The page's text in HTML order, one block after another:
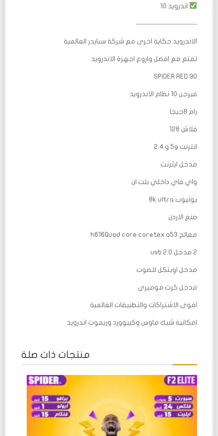
اندرويد 10
—————————
الاندرويد حكاية اخرى مع شركة سبايدر العالمية
تمتع مع افضل واروع اجهزة الاندرويد
SPIDER RED 90
فيرجن 10 نظام الاندرويد
رام 8جيجا
فلاش 128
انترنت 5g و 2.4
مدخل ايثرنت
واي فاي داخلي بلت ان
يوتيوب 8k ultra
صنع الاردن
معالج h616Quad core coretex a53
2 مدخل usb 2.0
مدخل اوبتكل للصوت
مدخل كرت موميري
اقوى الاشتراكات والتطبيقات العالمية
امكانية شبك ماوس وكيبوورد وريموت اندرويد
منتجات ذات صلة
التقييم
0
من
5